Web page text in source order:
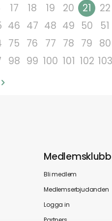
17 18 19 20 21 22
46 47 48 49 50 51
75 76 77 78 79 80
98 99 100 101 102 103
Medlemsklubb
Bli medlem
Medlemserbjudanden
Logga in